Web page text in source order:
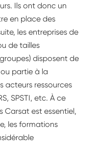
Ils ont donc un
en place des
les entreprises de
de tailles
disposent de
partie à la
acteurs ressources
SPSTI, etc. À ce
Carsat est essentiel,
les formations